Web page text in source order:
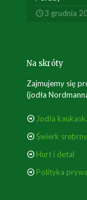
3 grudnia
Na skróty
Zajmujemy się
(jodła
Jodła
Świerk srebrny
Hurt i detal
Polityka